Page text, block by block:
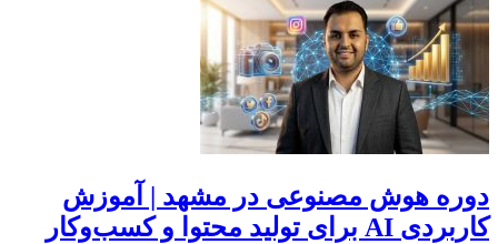
دوره هوش مصنوعی در مشهد | آموزش
کاربردی AI برای تولید محتوا و کسب‌وکار